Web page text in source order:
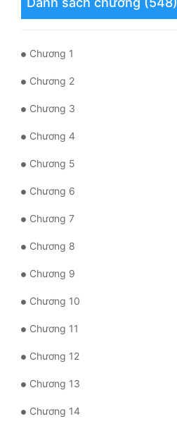
Võng Du
Xuyên Không
Xuyên Nhanh
Xuyên Sách
Xuyên Thư
Điền Văn
Đô Thị
Đông Phương
Đông Phương Huyền Huyễn
Đồng Nhân
Chương 1
Chương 2
Chương 3
Chương 4
Chương 5
Chương 6
Chương 7
Chương 8
Chương 9
Chương 10
Chương 11
Chương 12
Chương 13
Chương 14